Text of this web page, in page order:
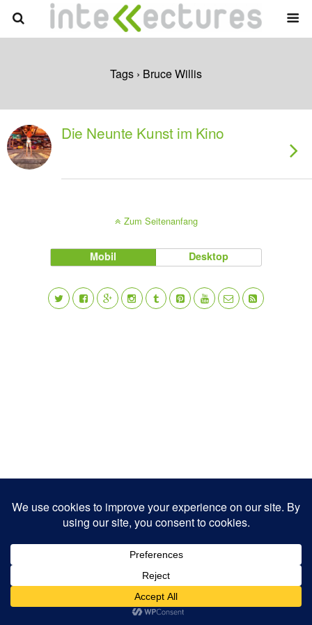
Tags › Bruce Willis
Die Neunte Kunst im Kino
Zum Seitenanfang
Mobil Desktop